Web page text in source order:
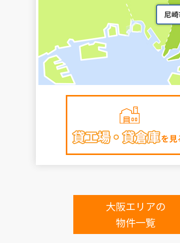
大阪エリアの
物件一覧